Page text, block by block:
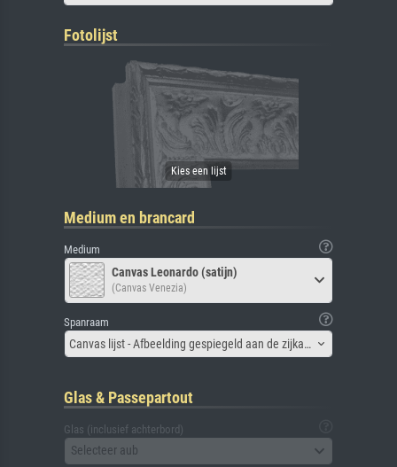
Fotolijst
Medium en brancard
Medium
Canvas Leonardo (satijn)
(Canvas Venezia)
Spanraam
Canvas lijst - Afbeelding gespiegeld aan de zijkant
Glas & Passepartout
Glas (inclusief achterbord)
Selecteer aub